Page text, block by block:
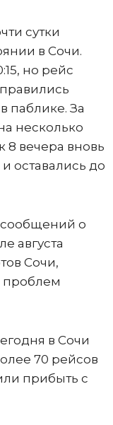
сутки
в Сочи.
но рейс
паблике. За
несколько
8 вечера вновь
оставались до
о
августа
Сочи,
проблем
в Сочи
70 рейсов
прибыть с